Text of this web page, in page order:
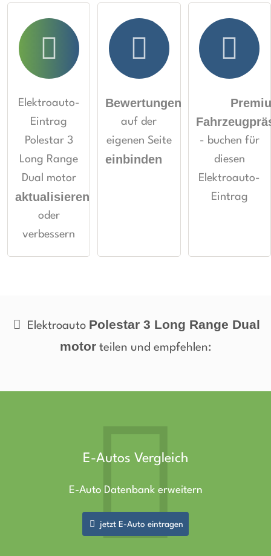
Elektroauto-
Eintrag
Polestar 3
Long Range
Dual motor
aktualisieren
oder
verbessern
Bewertungen
auf der
eigenen Seite
einbinden
- buchen für
diesen
Elektroauto-
Eintrag
Elektroauto Polestar 3 Long Range Dual
motor teilen und empfehlen:
E-Autos Vergleich
E-Auto Datenbank erweitern
jetzt E-Auto eintragen